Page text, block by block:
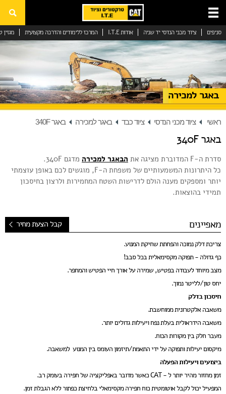
סניפים ציוד מכני הנדסי יד שניה אודות I.T.E המרכז ללימודים והדרכה מקצועית מגזין
ציוד מכני הנדסי
ציוד קל
ציוד כבד
ציוד מכני הנדסי יד שניה
מכבש כביש
ציוד מכני הנדסי להשכרה
שירות וחלפים
חנות המותג
English
באגר למכירה
ראשי ציוד מכני הנדסי ציוד כבד באגר למכירה באגר 340F
באגר 340F
סדרת ה-F המדוברת מציגה את הבאגר למכירה מדגם 340F.
כל היתרונות המשמעותיים של משפחת ה-F, מוגשים לכם באופן עוצמתי
יותר ומספקים מענה הולם לדרישות השטח המחמירות ולרצון בחיסכון
תמידי בהוצאות.
קבל הצעת מחיר מאפיינים
צריכת דלק נמוכה והפחתת שחיקת המנוע.
כף גדולה - תפוקה מקסימאלית בכל סבב!
מצב מיוחד לעבודה בפטיש, שמירה על אורך חיי הפטיש והמחפר.
יחס טון/לליטר נמוך.
חיסכון בדלק
משאבה אלקטרונית ממוחשבת.
משאבה הידראולית בעלת נפח ויעילות גדולים יותר.
מעבר חלק בין מקורות הכוח.
מיקסום יעילות ותפוקה על ידי התאמת/תיזמון העומס בין המנוע למשאבה.
ביצועים ויעילות הפעלה
זמן מחזור מהיר יותר ל - CAT כאשר מדובר באפליקציה של חפירה בעומק רב.
המפעיל יכול לקבל אוטומטית כוח חפירה מקסימאלי בלחיצת כפתור ללא הגבלת זמן.